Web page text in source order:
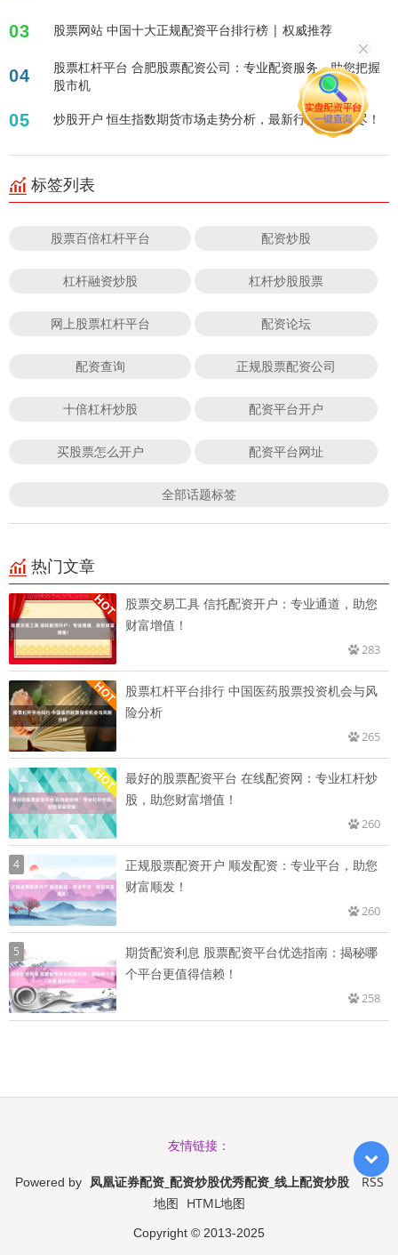
03 股票网站 中国十大正规配资平台排行榜 | 权威推荐
04
股票杠杆平台 合肥股票配资公司：专业配资服务，助您把握
股市机
05 炒股开户 恒生指数期货市场走势分析，最新行情一网打尽！
标签列表
股票百倍杠杆平台 配资炒股
杠杆融资炒股 杠杆炒股股票
网上股票杠杆平台 配资论坛
配资查询 正规股票配资公司
十倍杠杆炒股 配资平台开户
买股票怎么开户 配资平台网址
全部话题标签
热门文章
股票交易工具 信托配资开户：专业通道，助您
财富增值！
283
股票杠杆平台排行 中国医药股票投资机会与风
险分析
265
最好的股票配资平台 在线配资网：专业杠杆炒
股，助您财富增值！
260
4
正规股票配资开户 顺发配资：专业平台，助您
财富顺发！
260
5
期货配资利息 股票配资平台优选指南：揭秘哪
个平台更值得信赖！
258
友情链接：
Powered by 凤凰证券配资_配资炒股优秀配资_线上配资炒股
RSS
地图 HTML地图
Copyright © 2013-2025